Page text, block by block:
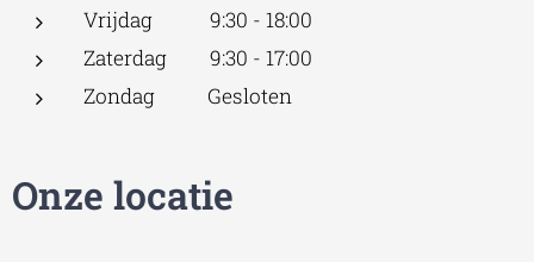
Vrijdag 9:30 - 18:00
Zaterdag 9:30 - 17:00
Zondag Gesloten
Onze locatie